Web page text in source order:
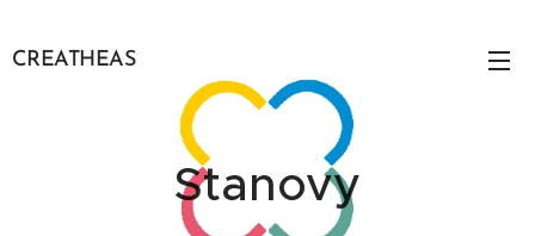
CREATHEAS
Stanovy